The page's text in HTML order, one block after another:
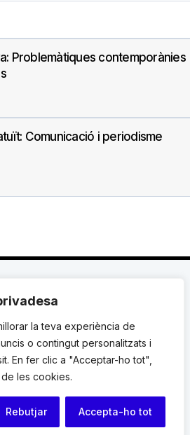
la teva experiència de
o contingut personalitzats i
En fer clic a "Acceptar-ho tot",
les cookies.
Rebutjar Accepta-ho tot
Problemàtiques contemporànies
Comunicació i periodisme
Barcelona |
de Catalunya.
|Contacte
Bits